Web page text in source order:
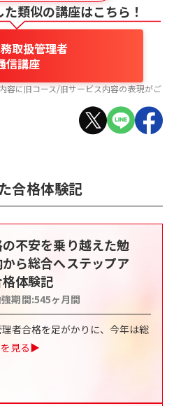
類似の講座はこちら！
取扱管理者
信講座
容に旧コース/旧サービス内容の表現がご
合格体験記
不安を乗り越えた勉
ら総合へステップア
体験記
期間:545ヶ月間
者合格を足がかりに、今年は総
見る▶